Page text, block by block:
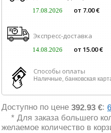
17.08.2026 от 7.00 €
Экспресс-доставка
14.08.2026 от 15.00 €
Способы оплаты
Наличные, банковская
Доступно по цене 392.93 €: 6
* Для заказа большего
желаемое количество в